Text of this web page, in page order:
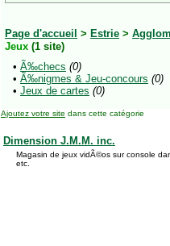
Page d'accueil > Estrie >
Jeux (1 site)
• Ã‰checs (0)
• Ã‰nigmes & Jeu-concours (0)
• Jeux de cartes (0)
Ajoutez votre site dans cette catégorie
Dimension J.M.M. inc.
Magasin de jeux vidÃ©os sur console
etc.